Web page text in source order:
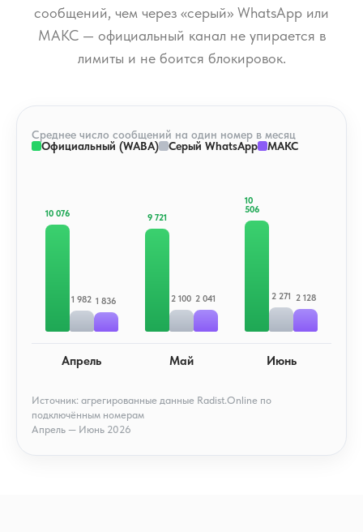
сообщений, чем через «серый» WhatsApp или
МАКС — официальный канал не упирается в
лимиты и не боится блокировок.
Среднее число сообщений на один номер в месяц
Официальный (WABA)
Серый WhatsApp МАКС
10 076
1 982 1 836
Апрель
9 721
2 100 2 041
Май
10
506
2 271 2 128
Июнь
Источник: агрегированные данные Radist.Online по
подключённым номерам
Апрель — Июнь 2026